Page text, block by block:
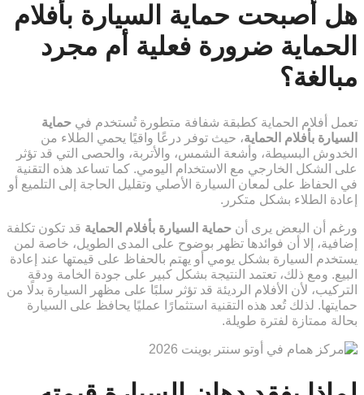
هل أصبحت حماية السيارة بأفلام
الحماية ضرورة فعلية أم مجرد
مبالغة؟
تعمل أفلام الحماية كطبقة شفافة متطورة تُستخدم في حماية
السيارة بأفلام الحماية، حيث توفر درعًا واقيًا يحمي الطلاء من
الخدوش البسيطة، وأشعة الشمس، والأتربة، والحصى التي قد تؤثر
على الشكل الخارجي مع الاستخدام اليومي. كما تساعد هذه التقنية
في الحفاظ على لمعان السيارة الأصلي وتقليل الحاجة إلى التلميع أو
إعادة الطلاء بشكل متكرر.
ورغم أن البعض يرى أن حماية السيارة بأفلام الحماية قد تكون تكلفة
إضافية، إلا أن فوائدها تظهر بوضوح على المدى الطويل، خاصة لمن
يستخدم السيارة بشكل يومي أو يهتم بالحفاظ على قيمتها عند إعادة
البيع. ومع ذلك، تعتمد النتيجة بشكل كبير على جودة الخامة ودقة
التركيب، لأن الأفلام الرديئة قد تؤثر سلبًا على مظهر السيارة بدلًا من
حمايتها. لذلك تُعد هذه التقنية استثمارًا عمليًا يحافظ على السيارة
بحالة ممتازة لفترة طويلة.